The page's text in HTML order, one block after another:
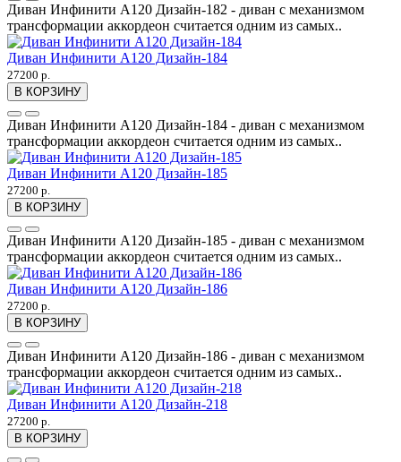
Диван Инфинити А120 Дизайн-182 - диван с механизмом
трансформации аккордеон считается одним из самых..
Диван Инфинити А120 Дизайн-184
27200 р.
В КОРЗИНУ
Диван Инфинити А120 Дизайн-184 - диван с механизмом
трансформации аккордеон считается одним из самых..
Диван Инфинити А120 Дизайн-185
27200 р.
В КОРЗИНУ
Диван Инфинити А120 Дизайн-185 - диван с механизмом
трансформации аккордеон считается одним из самых..
Диван Инфинити А120 Дизайн-186
27200 р.
В КОРЗИНУ
Диван Инфинити А120 Дизайн-186 - диван с механизмом
трансформации аккордеон считается одним из самых..
Диван Инфинити А120 Дизайн-218
27200 р.
В КОРЗИНУ